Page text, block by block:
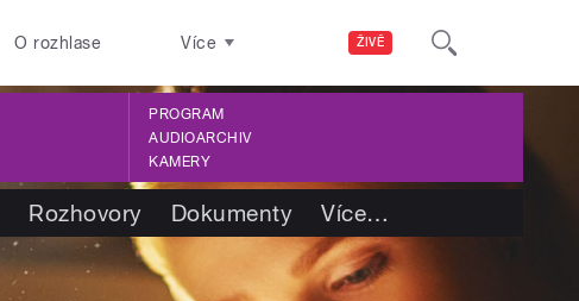
ŽIVĚ
O rozhlase Více
PROGRAM
AUDIOARCHIV
KAMERY
Rozhovory Dokumenty Více…